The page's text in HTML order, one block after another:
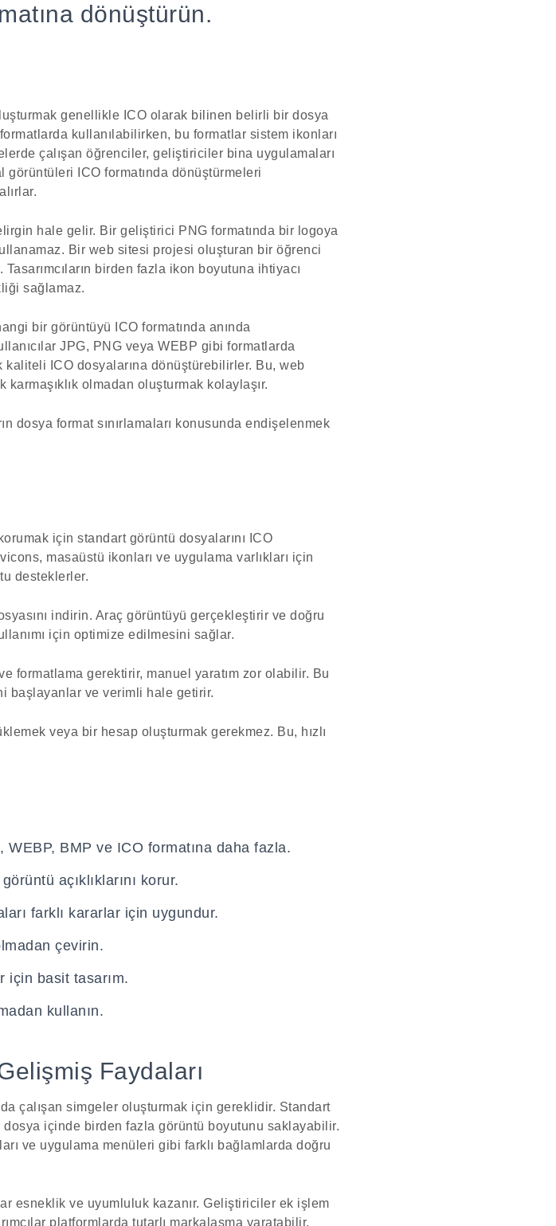
dönüştürün.
genellikle ICO olarak bilinen belirli bir dosya
kullanılabilirken, bu formatlar sistem ikonları
çalışan öğrenciler, geliştiriciler bina uygulamaları
ICO formatında dönüştürmeleri
hale gelir. Bir geliştirici PNG formatında bir logoya
Bir web sitesi projesi oluşturan bir öğrenci
birden fazla ikon boyutuna ihtiyacı
sağlamaz.
bir görüntüyü ICO formatında anında
JPG, PNG veya WEBP gibi formatlarda
ICO dosyalarına dönüştürebilirler. Bu, web
olmadan oluşturmak kolaylaşır.
dosya format sınırlamaları konusunda endişelenmek
için standart görüntü dosyalarını ICO
masaüstü ikonları ve uygulama varlıkları için
desteklerler.
indirin. Araç görüntüyü gerçekleştirir ve doğru
için optimize edilmesini sağlar.
formatlama gerektirir, manuel yaratım zor olabilir. Bu
başlayanlar ve verimli hale getirir.
veya bir hesap oluşturmak gerekmez. Bu, hızlı
WEBP, BMP ve ICO formatına daha fazla.
açıklıklarını korur.
farklı kararlar için uygundur.
çevirin.
için basit tasarım.
kullanın.
Faydaları
çalışan simgeler oluşturmak için gereklidir. Standart
dosya içinde birden fazla görüntü boyutunu saklayabilir.
ve uygulama menüleri gibi farklı bağlamlarda doğru
esneklik ve uyumluluk kazanır. Geliştiriciler ek işlem
platformlarda tutarlı markalaşma yaratabilir.